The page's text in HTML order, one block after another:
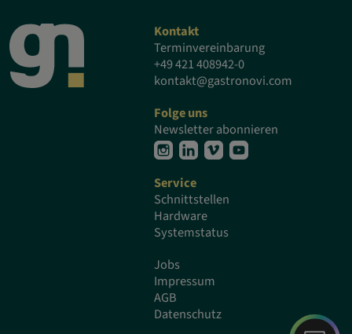
Kontakt
Terminvereinbarung
+49 421 408942-0
kontakt@gastronovi.com
Folge uns
Newsletter abonnieren
Service
Schnittstellen
Hardware
Systemstatus
Jobs
Impressum
AGB
Datenschutz